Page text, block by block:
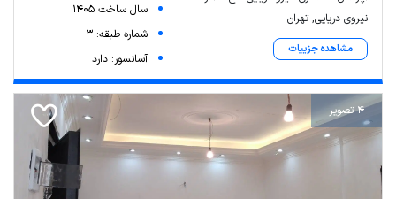
نیروی دریایی, تهران
مشاهده جزییات
سال ساخت 1405
شماره طبقه: 3
آسانسور: دارد
4 تصویر